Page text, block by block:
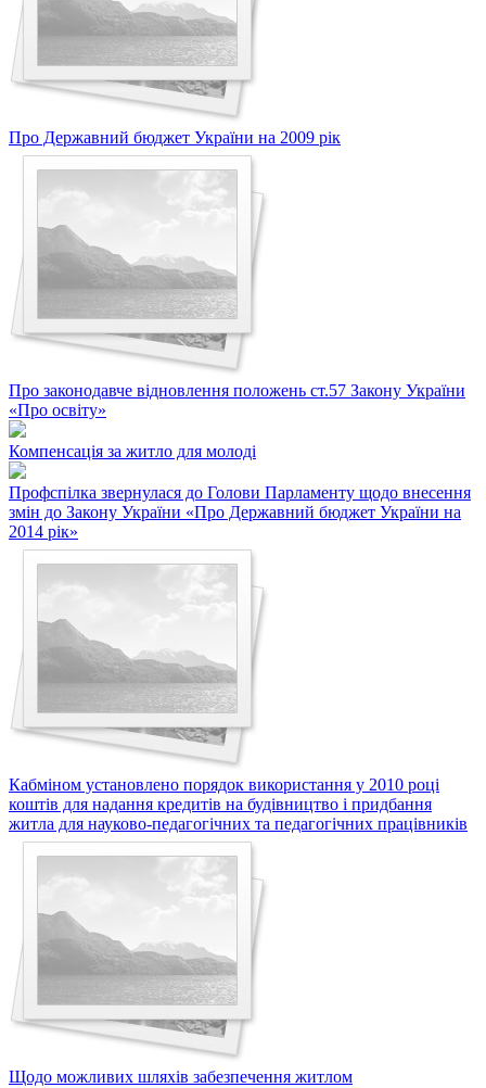
Про Державний бюджет України на 2009 рік
Про законодавче відновлення положень ст.57 Закону України
«Про освіту»
Компенсація за житло для молоді
Профспілка звернулася до Голови Парламенту щодо внесення
змін до Закону України «Про Державний бюджет України на
2014 рік»
Кабміном установлено порядок використання у 2010 році
коштів для надання кредитів на будівництво і придбання
житла для науково-педагогічних та педагогічних працівників
Щодо можливих шляхів забезпечення житлом